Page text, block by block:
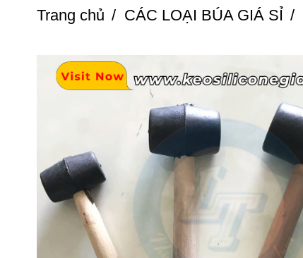
Trang chủ / CÁC LOẠI BÚA GIÁ SỈ /